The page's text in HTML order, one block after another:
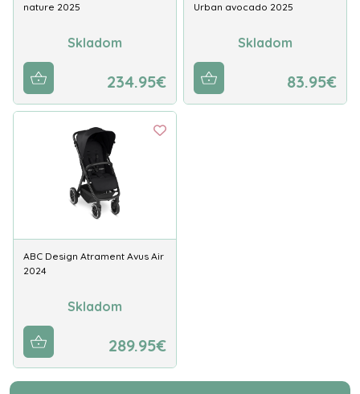
nature 2025
Skladom
234.95€
Urban avocado 2025
Skladom
83.95€
ABC Design Atrament Avus Air
2024
Skladom
289.95€